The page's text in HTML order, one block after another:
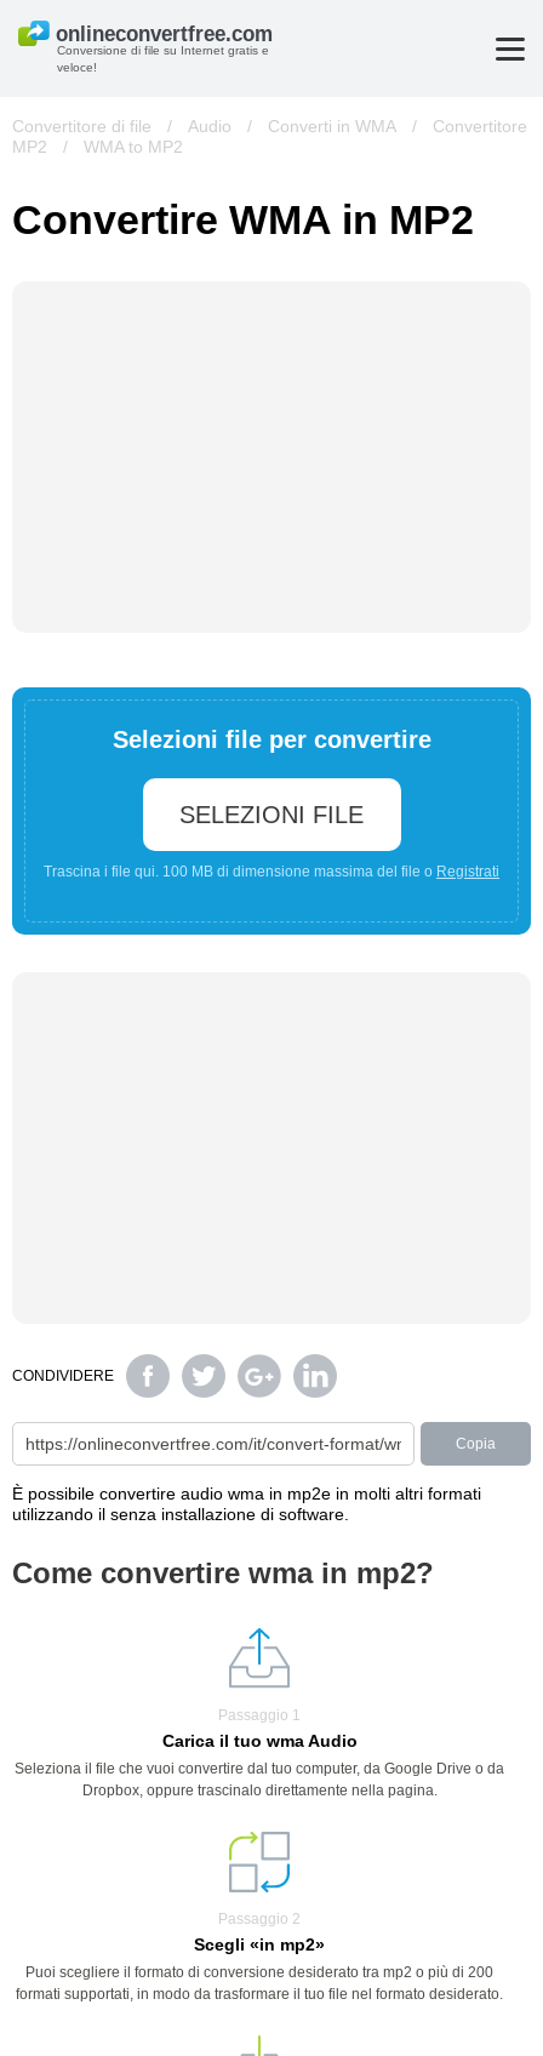
Conversione di file su Internet gratis e
veloce!
Convertitore di file / Audio / Converti in WMA /
Convertitore
MP2
/ WMA to MP2
Convertire WMA in MP2
Selezioni file per convertire
SELEZIONI FILE
Trascina i file qui. 100 MB di dimensione massima del file o Registrati
CONDIVIDERE
Copia
È possibile convertire audio wma in mp2e in molti altri formati
utilizzando il senza installazione di software.
Come convertire wma in mp2?
Passaggio 1
Carica il tuo wma Audio
Seleziona il file che vuoi convertire dal tuo computer, da Google Drive o da
Dropbox, oppure trascinalo direttamente nella pagina.
Passaggio 2
Scegli «in mp2»
Puoi scegliere il formato di conversione desiderato tra mp2 o più di 200
formati supportati, in modo da trasformare il tuo file nel formato desiderato.